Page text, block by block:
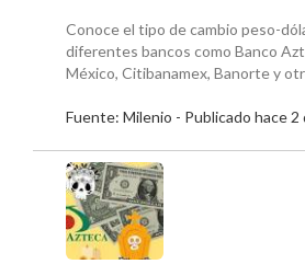
Conoce el tipo de cambio peso-
diferentes bancos como Banco
México, Citibanamex, Banorte y
Fuente: Milenio - Publicado hace 2